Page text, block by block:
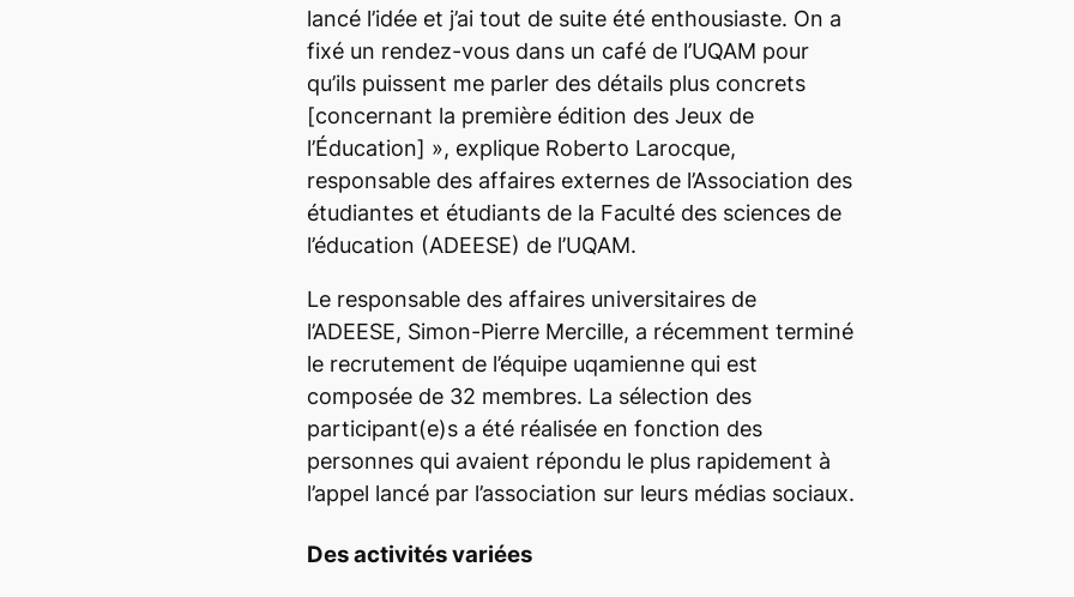
lancé l’idée et j’ai tout de suite été enthousiaste. On a
fixé un rendez-vous dans un café de l’UQAM pour
qu’ils puissent me parler des détails plus concrets
[concernant la première édition des Jeux de
l’Éducation] », explique Roberto Larocque,
responsable des affaires externes de l’Association des
étudiantes et étudiants de la Faculté des sciences de
l’éducation (ADEESE) de l’UQAM.
Le responsable des affaires universitaires de
l’ADEESE, Simon-Pierre Mercille, a récemment terminé
le recrutement de l’équipe uqamienne qui est
composée de 32 membres. La sélection des
participant(e)s a été réalisée en fonction des
personnes qui avaient répondu le plus rapidement à
l’appel lancé par l’association sur leurs médias sociaux.
Des activités variées